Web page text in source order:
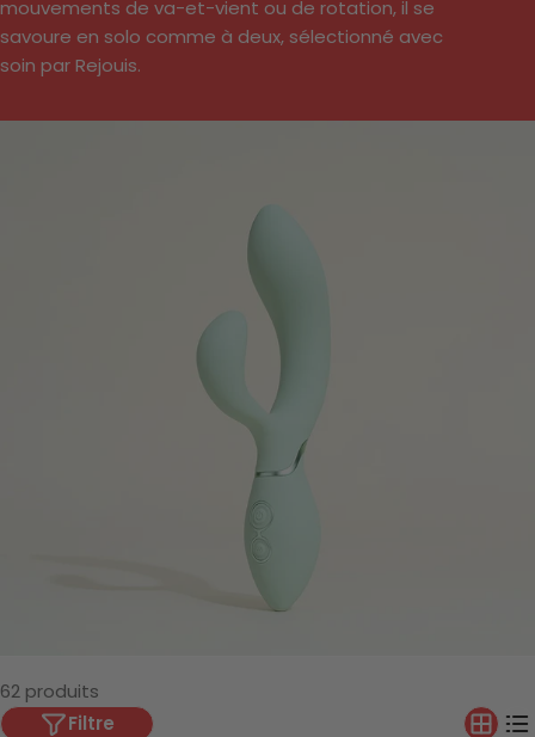
c
t
mouvements de va-et-vient ou de rotation, il se
savoure en solo comme à deux, sélectionné avec
soin par Rejouis.
62 produits
Filtre